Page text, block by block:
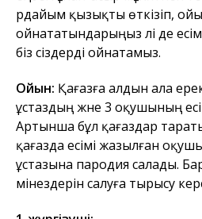
әрдайым қызықты өткізіп,
ойнататындарыңыз әлі де
біз сіздерді ойнатамыз.
Ойын: Қағазға алдын ала
ұстаздың және 3 оқушының
Артынша бұл қағаздар
қағазда есімі жазылған
ұстазына пародия салады.
мінездерін салуға тырысу